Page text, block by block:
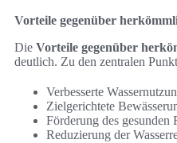
Vorteile gegenüber
Die Vorteile gegenüber
deutlich. Zu den zentralen
Verbesserte
Zielgerichtete
Förderung des gesunden
Reduzierung der